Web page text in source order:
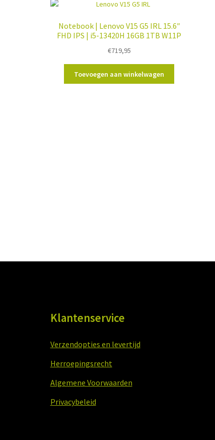
Notebook | Lenovo V15 G5 IRL 15.6″
FHD IPS | i5-13420H 16GB 1TB W11P
€719,95
Toevoegen aan winkelwagen
Klantenservice
Verzendopties en levertijd
Herroepingsrecht
Algemene Voorwaarden
Privacybeleid